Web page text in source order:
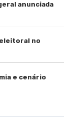
anunciada
no
e cenário